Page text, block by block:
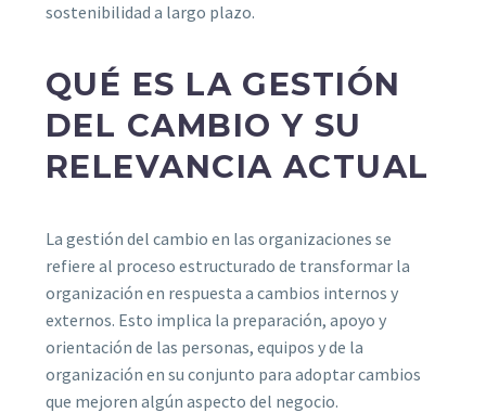
sostenibilidad a largo plazo.
QUÉ ES LA GESTIÓN
DEL CAMBIO Y SU
RELEVANCIA ACTUAL
La gestión del cambio en las organizaciones se
refiere al proceso estructurado de transformar la
organización en respuesta a cambios internos y
externos. Esto implica la preparación, apoyo y
orientación de las personas, equipos y de la
organización en su conjunto para adoptar cambios
que mejoren algún aspecto del negocio.